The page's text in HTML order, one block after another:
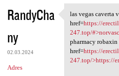
RandyCha
ny
02.03.2024
Adres
las vegas
las vegas caverta
href=https://
247.top/#>norvasc
pharmacy robaxin
href=https://
247.top/>https://